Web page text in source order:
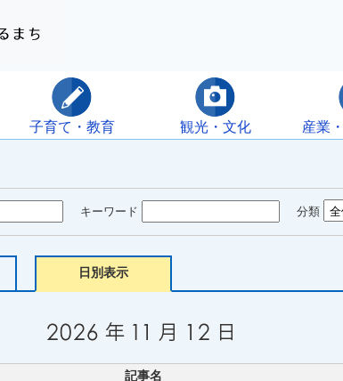
子育て・教育 観光・文化 産業
キーワード 分類
日別表示
記事名